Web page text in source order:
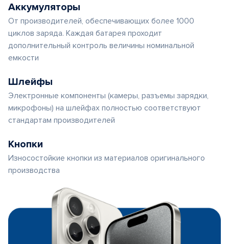
Аккумуляторы
От производителей, обеспечивающих более 1000
циклов заряда. Каждая батарея проходит
дополнительный контроль величины номинальной
емкости
Шлейфы
Электронные компоненты (камеры, разъемы зарядки,
микрофоны) на шлейфах полностью соответствуют
стандартам производителей
Кнопки
Износостойкие кнопки из материалов оригинального
производства